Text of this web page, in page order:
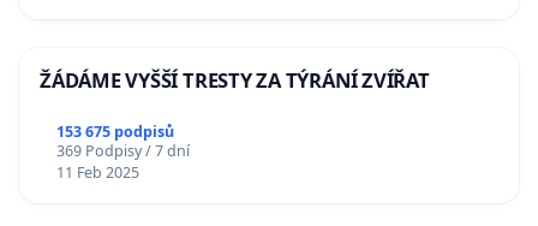
ŽÁDÁME VYŠŠÍ TRESTY ZA TÝRÁNÍ ZVÍŘAT
153 675 podpisů
369 Podpisy / 7 dní
11 Feb 2025